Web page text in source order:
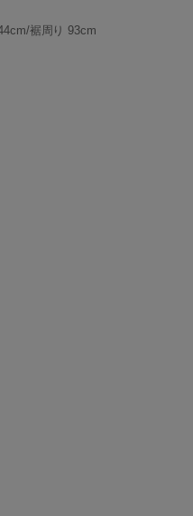
裾周り 93cm